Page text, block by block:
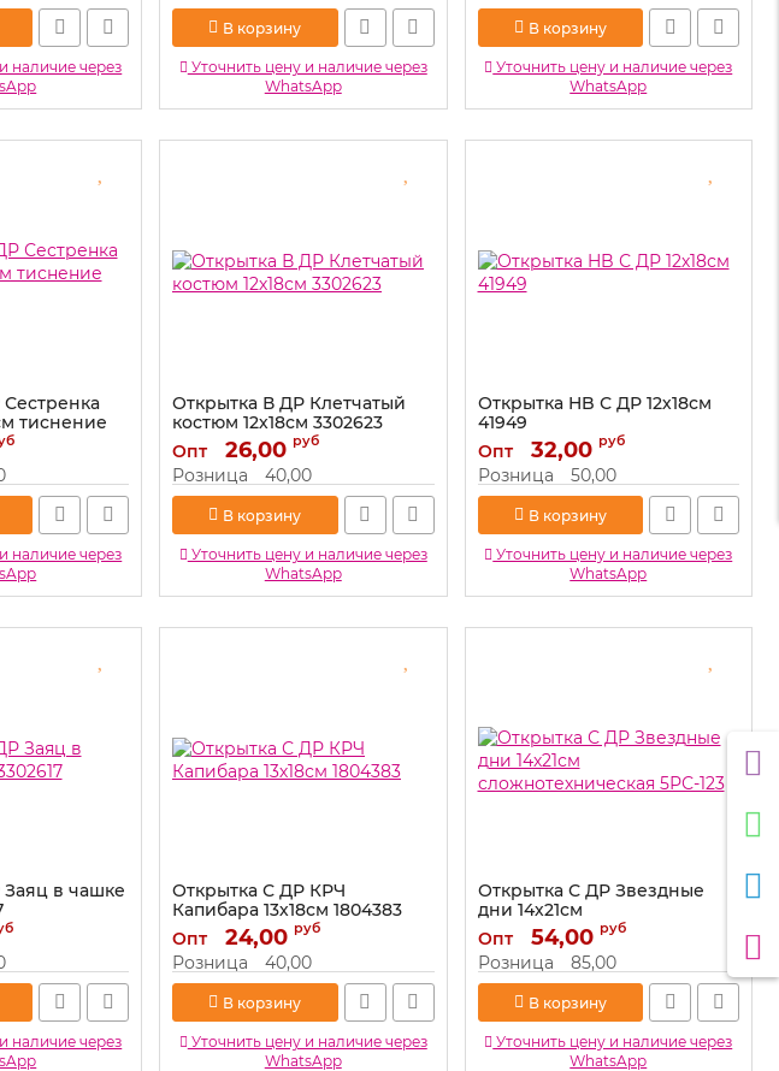
наличие через
В корзину
Уточнить цену и наличие через
WhatsApp
В корзину
Уточнить цену и наличие через
WhatsApp
тиснение
наличие через
Открытка В ДР Клетчатый
костюм 12х18см 3302623
Артикул: 3302623
Опт 26,00 руб
Розница 40,00
В корзину
Уточнить цену и наличие через
WhatsApp
Открытка HB С ДР 12х18см
41949
Артикул: 41949
Опт 32,00 руб
Розница 50,00
В корзину
Уточнить цену и наличие через
WhatsApp
в чашке
наличие через
Открытка С ДР КРЧ
Капибара 13х18см 1804383
Артикул: 1804383
Опт 24,00 руб
Розница 40,00
В корзину
Уточнить цену и наличие через
WhatsApp
Открытка С ДР Звездные
дни 14х21см
сложнотехническая 5РС-123
Артикул: 5РС-123
Опт 54,00 руб
Розница 85,00
В корзину
Уточнить цену и наличие через
WhatsApp